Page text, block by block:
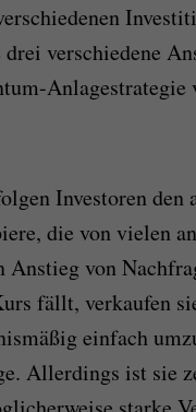
verschiedene
Anlagestrategie
Investoren den
die von vielen
Anstieg von
fällt, verkaufen
einfach
Allerdings ist sie